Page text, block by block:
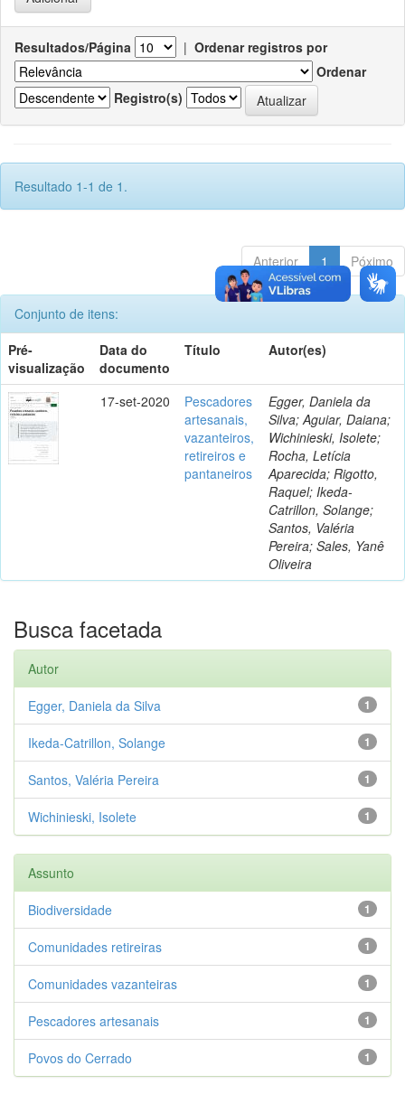
Resultados/Página | Ordenar registros por
Ordenar
Registro(s)
Resultado 1-1 de 1.
Anterior 1 Póximo
Conjunto de itens:
Pré-
visualização
Data do
documento
Título Autor(es)
17-set-2020
Pescadores
artesanais,
vazanteiros,
retireiros e
pantaneiros
Egger, Daniela da
Silva; Aguiar, Daiana;
Wichinieski, Isolete;
Rocha, Letícia
Aparecida; Rigotto,
Raquel; Ikeda-
Catrillon, Solange;
Santos, Valéria
Pereira; Sales, Yanê
Oliveira
Busca facetada
Autor
1
Egger, Daniela da Silva
1
Ikeda-Catrillon, Solange
1
Santos, Valéria Pereira
1
Wichinieski, Isolete
Assunto
1
Biodiversidade
1
Comunidades retireiras
1
Comunidades vazanteiras
1
Pescadores artesanais
1
Povos do Cerrado